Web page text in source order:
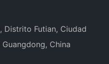
Distrito Futian, Ciudad
China